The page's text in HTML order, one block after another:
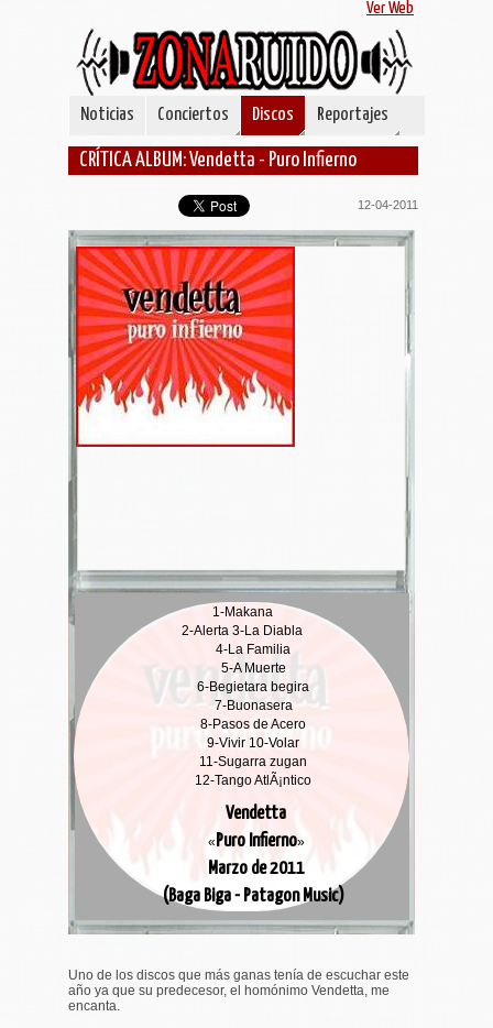
Ver Web
Noticias Conciertos Discos Reportajes
CRÍTICA ALBUM: Vendetta - Puro Infierno
12-04-2011
1-Makana
2-Alerta 3-La Diabla
4-La Familia
5-A Muerte
6-Begietara begira
7-Buonasera
8-Pasos de Acero
9-Vivir 10-Volar
11-Sugarra zugan
12-Tango AtlÃ¡ntico
Vendetta
« Puro Infierno»
Marzo de 2011
(Baga Biga - Patagon Music)
Uno de los discos que más ganas tenía de escuchar este
año ya que su predecesor, el homónimo Vendetta, me
encanta.